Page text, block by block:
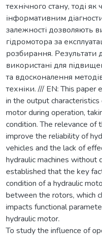
технічного стану, тоді
інформативним
залежності дозволяють
гідромотора за
розбирання. Результати
використані для
та вдосконалення
техніки. /// EN: This
in the output
motor during operation,
condition. The relevance
improve the reliability of
vehicles and the lack of
hydraulic machines without
established that the key
condition of a hydraulic
between the rotors, which
impacts functional
hydraulic motor.
To study the influence of